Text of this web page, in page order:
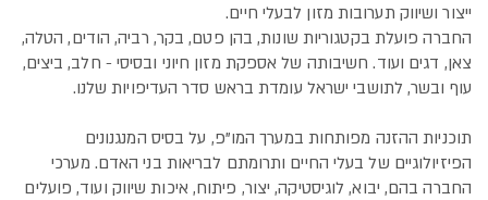
ייצור ושיווק תערובות מזון לבעלי חיים.
החברה פועלת בקטגוריות שונות, בהן פטם, בקר, רביה, הודים, הטלה,
צאן, דגים ועוד. חשיבותה של אספקת מזון חיוני ובסיסי - חלב, ביצים,
עוף ובשר, לתושבי ישראל עומדת בראש סדר העדיפויות שלנו.
תוכניות ההזנה מפותחות במערך המו"פ, על בסיס המנגנונים
הפיזיולוגיים של בעלי החיים ותרומתם לבריאות בני האדם. מערכי
החברה בהם, יבוא, לוגיסטיקה, יצור, פיתוח, איכות שיווק ועוד, פועלים